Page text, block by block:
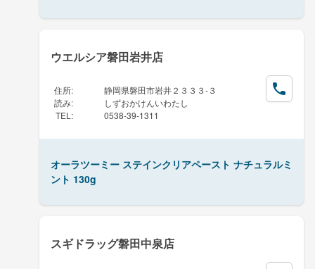
ウエルシア磐田岩井店
住所:
静岡県磐田市岩井２３３３-３
読み:
しずおかけんいわたし
TEL : 0538-39-1311
オーラツーミー ステインクリアペースト ナチュラルミ
ント 130g
スギドラッグ磐田中泉店